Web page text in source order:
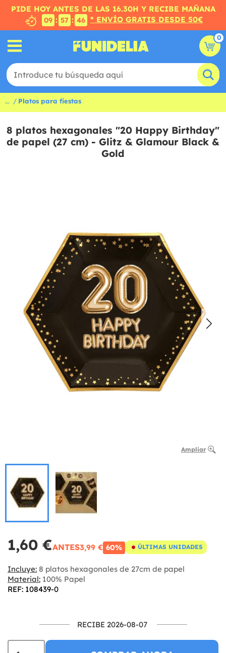
PIDE HOY ANTES DE LAS 16.30H Y RECIBE MAÑANA
09 : 57 : 45 * ENVÍO GRATIS DESDE 50€
0
... Platos para fiestas
8 platos hexagonales "20 Happy Birthday"
de papel (27 cm) - Glitz & Glamour Black &
Gold
Ampliar
1,60 €ANTES3,99 € 60% ÚLTIMAS UNIDADES
Incluye: 8 platos hexagonales de 27cm de papel
Material: 100% Papel
REF: 108439-0
RECIBE 2026-08-07